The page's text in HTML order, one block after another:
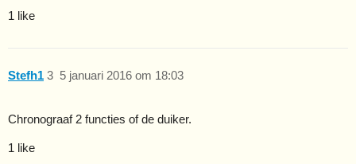
1 like
Stefh1 5 januari 2016 om 18:03
3
Chronograaf 2 functies of de duiker.
1 like